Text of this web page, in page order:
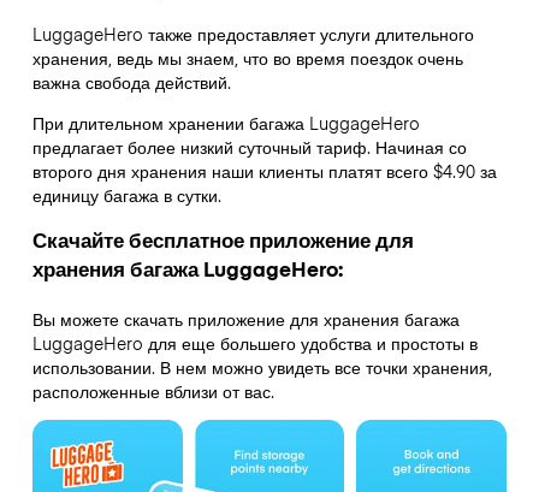
LuggageHero также предоставляет услуги длительного
хранения, ведь мы знаем, что во время поездок очень
важна свобода действий.
При длительном хранении багажа LuggageHero
предлагает более низкий суточный тариф. Начиная со
второго дня хранения наши клиенты платят всего $4.90 за
единицу багажа в сутки.
Скачайте бесплатное приложение для
хранения багажа LuggageHero:
Вы можете скачать приложение для хранения багажа
LuggageHero для еще большего удобства и простоты в
использовании. В нем можно увидеть все точки хранения,
расположенные вблизи от вас.